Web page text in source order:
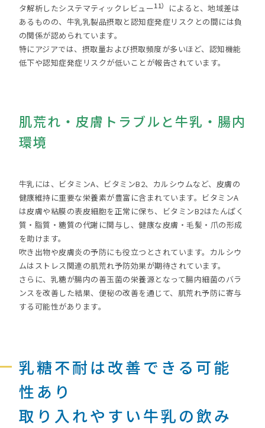
タ解析したシステマティックレビュー11）
によると、地域差は
あるものの、牛乳乳製品摂取と認知症発症リスクとの間には負
の関係が認められています。
特にアジアでは、摂取量および摂取頻度が多いほど、認知機能
低下や認知症発症リスクが低いことが報告されています。
肌荒れ・皮膚トラブルと牛乳・腸内
環境
牛乳には、ビタミンA、ビタミンB2、カルシウムなど、皮膚の
健康維持に重要な栄養素が豊富に含まれています。ビタミンA
は皮膚や粘膜の表皮細胞を正常に保ち、ビタミンB2はたんぱく
質・脂質・糖質の代謝に関与し、健康な皮膚・毛髪・爪の形成
を助けます。
吹き出物や皮膚炎の予防にも役立つとされています。カルシウ
ムはストレス関連の肌荒れ予防効果が期待されています。
さらに、乳糖が腸内の善玉菌の栄養源となって腸内細菌のバラ
ンスを改善した結果、便秘の改善を通じて、肌荒れ予防に寄与
する可能性があります。
乳糖不耐は改善できる可能
性あり
取り入れやすい牛乳の飲み